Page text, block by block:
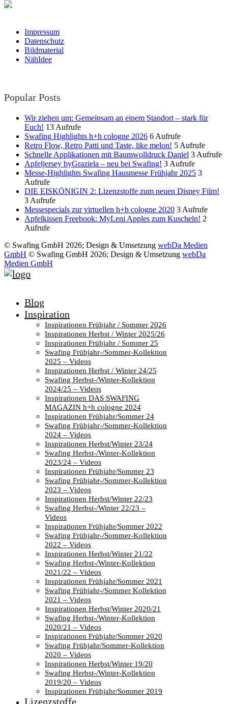
Impressum
Datenschutz
Bildmaterial
NähIdee
Popular Posts
Wir ziehen um: Gemeinsam an einem Standort – stark für
Euch! 13 Aufrufe
Swafing Highlights h+h cologne 2026 6 Aufrufe
Retro Flow, Retro Patti und Taste, like melon! 5 Aufrufe
Schnelle Applikationen mit Baumwolldruck Daniel 3 Aufrufe
Apfeljersey byGraziela – neu bei Swafing! 3 Aufrufe
Messe-Highlights Swafing Hausmesse Frühjahr 2025 3
Aufrufe
DIE EISKÖNIGIN 2: Lizenzstoffe zum neuen Disney Film!
3 Aufrufe
Messespecials zur virtuellen h+h cologne 2020 3 Aufrufe
Apfelkissen Freebook: MyLeni Apples zum Kuscheln! 2
Aufrufe
© Swafing GmbH 2026; Design & Umsetzung webDa Medien
GmbH © Swafing GmbH 2026; Design & Umsetzung webDa
Medien GmbH
Blog
Inspiration
Inspirationen Frühjahr / Sommer 2026
Inspirationen Herbst / Winter 2025/26
Inspirationen Frühjahr / Sommer 25
Swafing Frühjahr-/Sommer-Kollektion
2025 – Videos
Inspirationen Herbst / Winter 24/25
Swafing Herbst-/Winter-Kollektion
2024/25 – Videos
Inspirationen DAS SWAFING
MAGAZIN h+h cologne 2024
Inspirationen Frühjahr/Sommer 24
Swafing Frühjahr-/Sommer-Kollektion
2024 – Videos
Inspirationen Herbst/Winter 23/24
Swafing Herbst-/Winter-Kollektion
2023/24 – Videos
Inspirationen Frühjahr/Sommer 23
Swafing Frühjahr-/Sommer-Kollektion
2023 – Videos
Inspirationen Herbst/Winter 22/23
Swafing Herbst-/Winter 22/23 –
Videos
Inspirationen Frühjahr/Sommer 2022
Swafing Frühjahr-/Sommer-Kollektion
2022 – Videos
Inspirationen Herbst/Winter 21/22
Swafing Herbst-/Winter-Kollektion
2021/22 – Videos
Inspirationen Frühjahr/Sommer 2021
Swafing Frühjahr-/Sommer Kollektion
2021 – Videos
Inspirationen Herbst/Winter 2020/21
Swafing Herbst-/Winter-Kollektion
2020/21 – Videos
Inspirationen Frühjahr/Sommer 2020
Swafing Frühjahr/Sommer-Kollektion
2020 – Videos
Inspirationen Herbst/Winter 19/20
Swafing Herbst-/Winter-Kollektion
2019/20 – Videos
Inspirationen Frühjahr/Sommer 2019
Lizenzstoffe